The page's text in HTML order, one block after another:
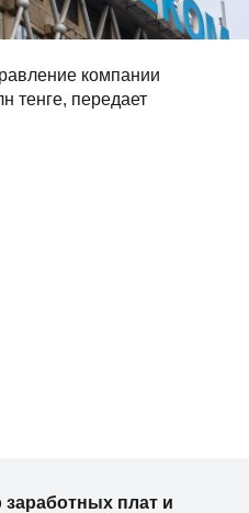
компании
тенге, передает
плат и